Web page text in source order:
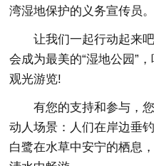
湾湿地保护的义务宣传员。
让我们一起行动起来
会成为最美的“湿地公园”
观光游览!
有您的支持和参与，
动人场景：人们在岸边垂
白鹭在水草中安宁的栖息